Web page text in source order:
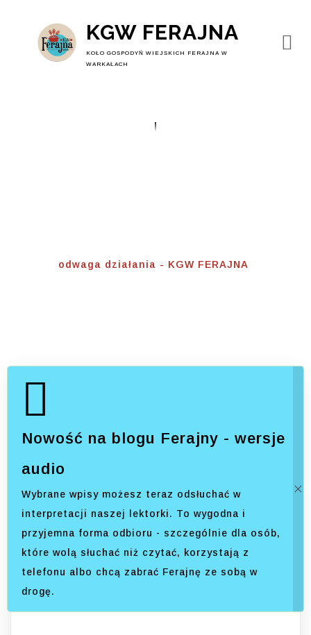
KGW FERAJNA
KOŁO GOSPODYŃ WIEJSKICH FERAJNA W
WARKAŁACH
odwaga działania - KGW FERAJNA
Nowość na blogu Ferajny - wersje
audio
Wybrane wpisy możesz teraz odsłuchać w
interpretacji naszej lektorki. To wygodna i
przyjemna forma odbioru - szczególnie dla osób,
które wolą słuchać niż czytać, korzystają z
telefonu albo chcą zabrać Ferajnę ze sobą w
drogę.